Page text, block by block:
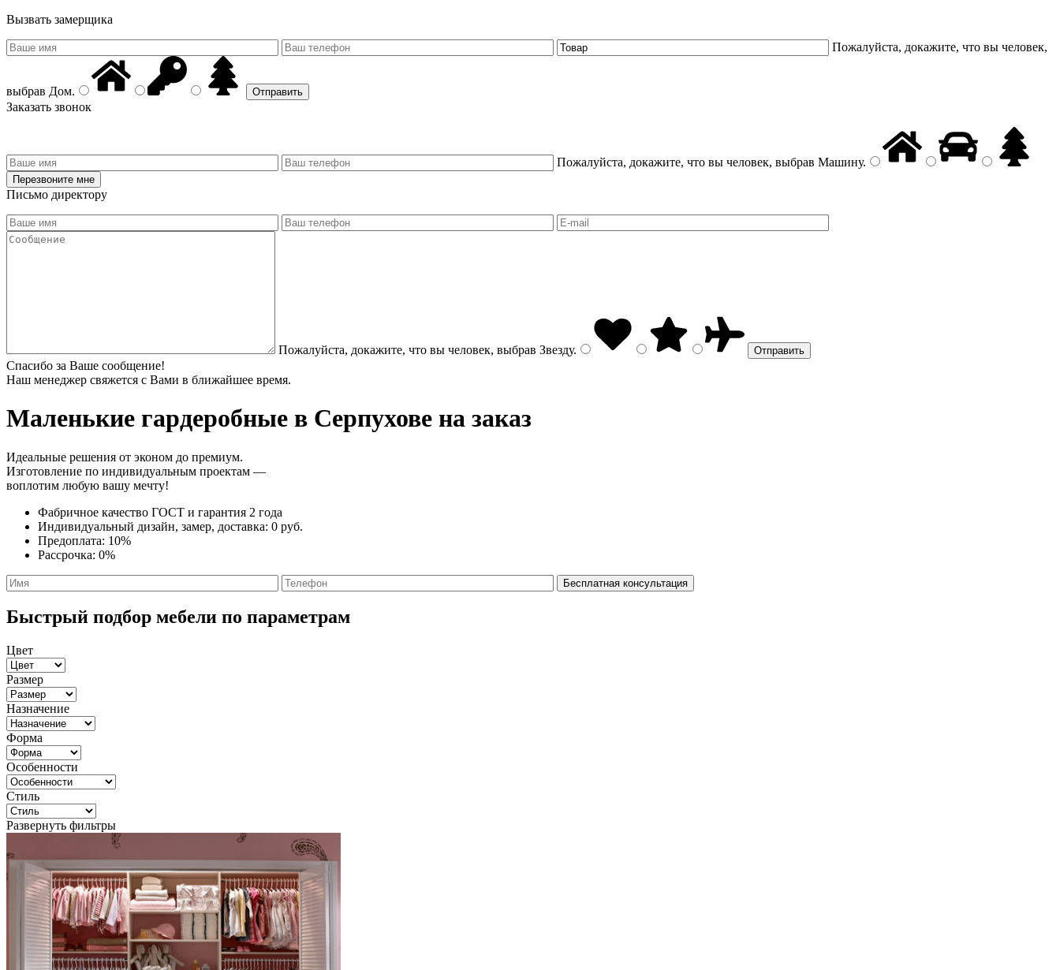
Вызвать замерщика
Пожалуйста, докажите, что вы человек,
выбрав Дом.
Заказать звонок
Пожалуйста, докажите, что вы человек, выбрав Машину.
Письмо директору
Пожалуйста, докажите, что вы человек, выбрав Звезду.
Спасибо за Ваше сообщение!
Наш менеджер свяжется с Вами в ближайшее время.
Маленькие гардеробные в Серпухове на заказ
Идеальные решения от эконом до премиум.
Изготовление по индивидуальным проектам —
воплотим любую вашу мечту!
Фабричное качество ГОСТ и гарантия 2 года
Индивидуальный дизайн, замер, доставка: 0 руб.
Предоплата: 10%
Рассрочка: 0%
Быстрый подбор мебели по параметрам
Цвет
Размер
Назначение
Форма
Особенности
Стиль
Развернуть фильтры